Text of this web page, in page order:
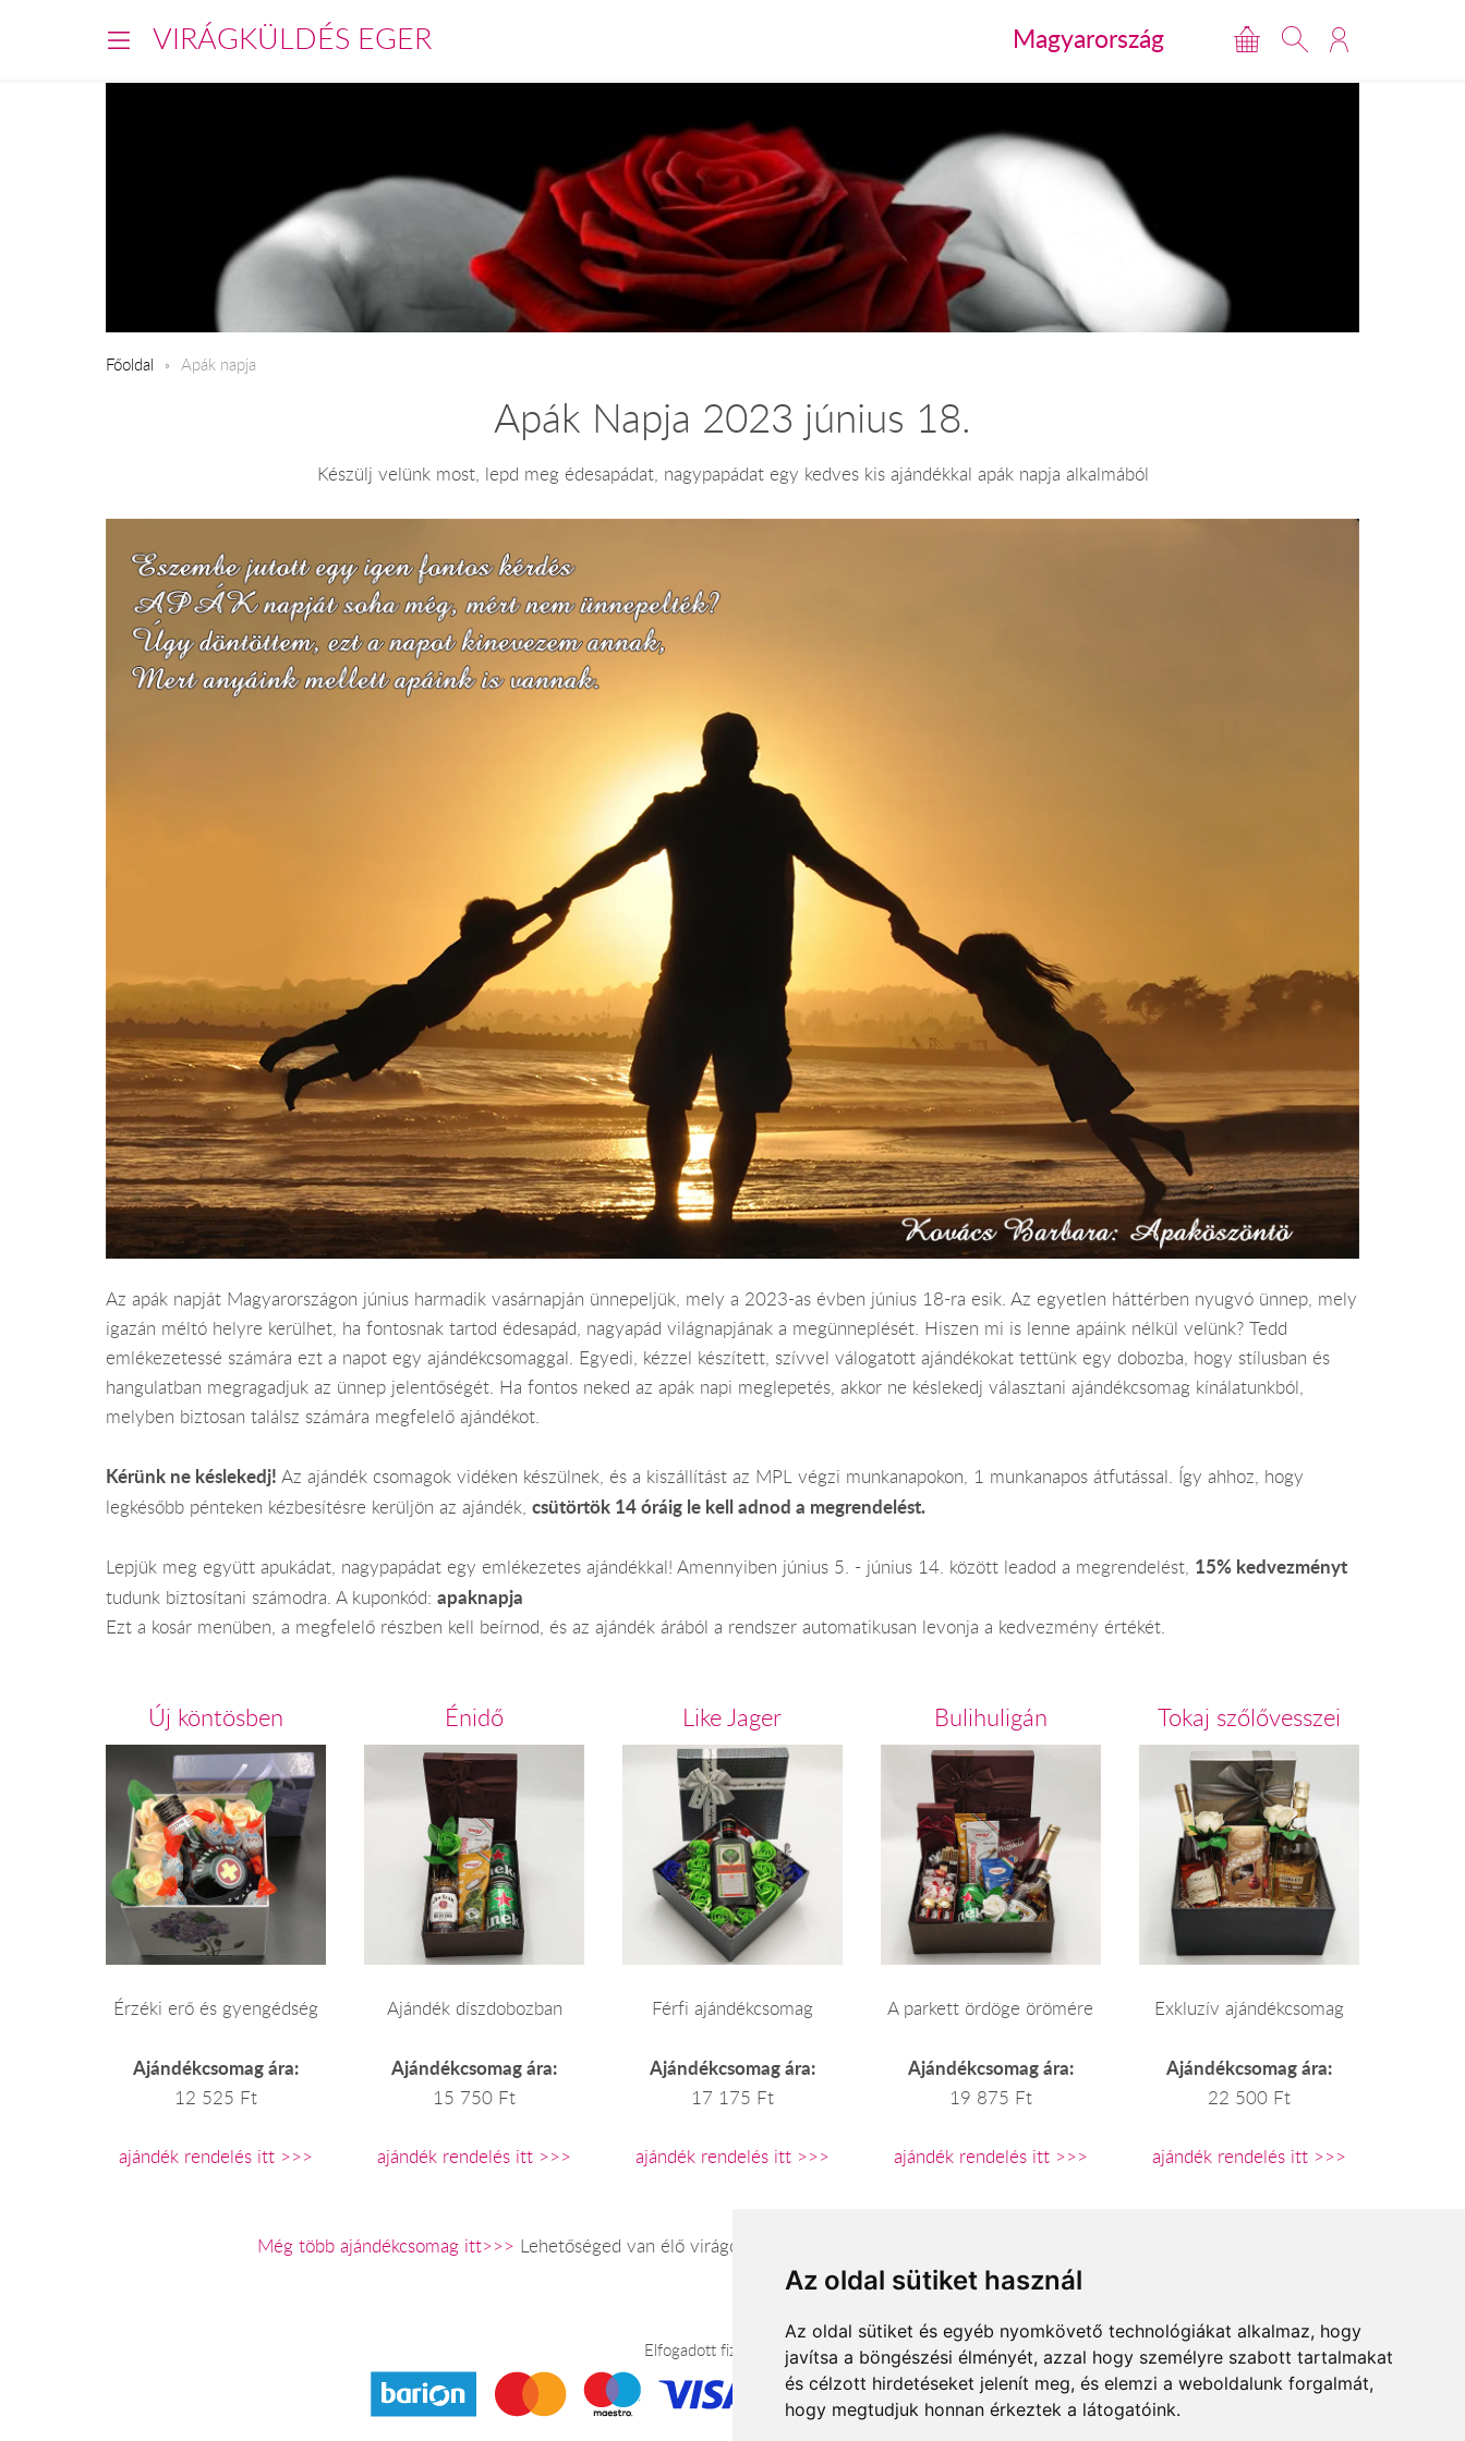
Az oldal sütiket használ
Az oldal sütiket és egyéb nyomkövető technológiákat alkalmaz, hogy
javítsa a böngészési élményét, azzal hogy személyre szabott tartalmakat
és célzott hirdetéseket jelenít meg, és elemzi a weboldalunk forgalmát,
hogy megtudjuk honnan érkeztek a látogatóink.
VIRÁGKÜLDÉS EGER Magyarország
Főoldal Apák napja
Apák Napja 2023 június 18.
Készülj velünk most, lepd meg édesapádat, nagypapádat egy kedves kis ajándékkal apák napja alkalmából
Az apák napját Magyarországon június harmadik vasárnapján ünnepeljük, mely a 2023-as évben június 18-ra esik. Az egyetlen háttérben nyugvó ünnep, mely
igazán méltó helyre kerülhet, ha fontosnak tartod édesapád, nagyapád világnapjának a megünneplését. Hiszen mi is lenne apáink nélkül velünk? Tedd
emlékezetessé számára ezt a napot egy ajándékcsomaggal. Egyedi, kézzel készített, szívvel válogatott ajándékokat tettünk egy dobozba, hogy stílusban és
hangulatban megragadjuk az ünnep jelentőségét. Ha fontos neked az apák napi meglepetés, akkor ne késlekedj választani ajándékcsomag kínálatunkból,
melyben biztosan találsz számára megfelelő ajándékot.
Kérünk ne késlekedj! Az ajándék csomagok vidéken készülnek, és a kiszállítást az MPL végzi munkanapokon, 1 munkanapos átfutással. Így ahhoz, hogy
legkésőbb pénteken kézbesítésre kerüljön az ajándék, csütörtök 14 óráig le kell adnod a megrendelést.
Lepjük meg együtt apukádat, nagypapádat egy emlékezetes ajándékkal! Amennyiben június 5. - június 14. között leadod a megrendelést, 15% kedvezményt
tudunk biztosítani számodra. A kuponkód: apaknapja
Ezt a kosár menüben, a megfelelő részben kell beírnod, és az ajándék árából a rendszer automatikusan levonja a kedvezmény értékét.
Új köntösben
Érzéki erő és gyengédség
Ajándékcsomag ára:
12 525 Ft
ajándék rendelés itt >>>
Énidő
Ajándék díszdobozban
Ajándékcsomag ára:
15 750 Ft
ajándék rendelés itt >>>
Like Jager
Férfi ajándékcsomag
Ajándékcsomag ára:
17 175 Ft
ajándék rendelés itt >>>
Bulihuligán
A parkett ördöge örömére
Ajándékcsomag ára:
19 875 Ft
ajándék rendelés itt >>>
Tokaj szőlővesszei
Exkluzív ajándékcsomag
Ajándékcsomag ára:
22 500 Ft
ajándék rendelés itt >>>
Még több ajándékcsomag itt>>> Lehetőséged van élő virágokból készült csokor rendelésre is.
Elfogadott fizetési módok